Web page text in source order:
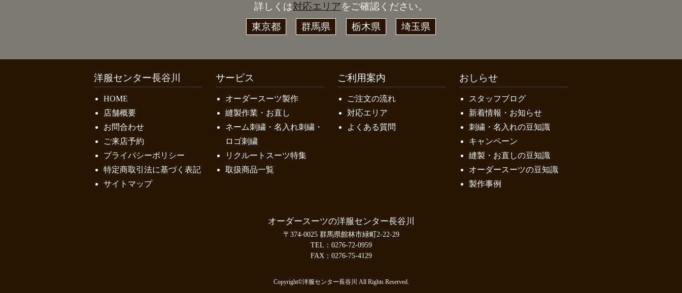
詳しくは対応エリアをご確認ください。
東京都
群馬県 栃木県 埼玉県
洋服センター長谷川
HOME
店舗概要
お問合わせ
ご来店予約
プライバシーポリシー
特定商取引法に基づく表記
サイトマップ
サービス
オーダースーツ製作
縫製作業・お直し
ネーム刺繍・名入れ刺繍・
ロゴ刺繍
リクルートスーツ特集
取扱商品一覧
ご利用案内
ご注文の流れ
対応エリア
よくある質問
おしらせ
スタッフブログ
新着情報・お知らせ
刺繍・名入れの豆知識
キャンペーン
縫製・お直しの豆知識
オーダースーツの豆知識
製作事例
オーダースーツの洋服センター長谷川
〒374-0025 群馬県館林市緑町2-22-29
TEL： 0276-72-0959
FAX：0276-75-4129
Copyright©洋服センター長谷川 All Rights Reserved.